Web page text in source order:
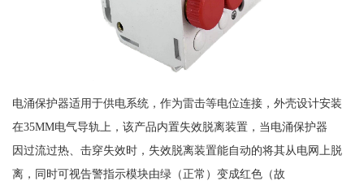
电涌保护器适用于供电系统，作为雷击等电位连接，外壳设计安装
在35MM电气导轨上，该产品内置失效脱离装置，当电涌保护器
因过流过热、击穿失效时，失效脱离装置能自动的将其从电网上脱
离，同时可视告警指示模块由绿（正常）变成红色（故